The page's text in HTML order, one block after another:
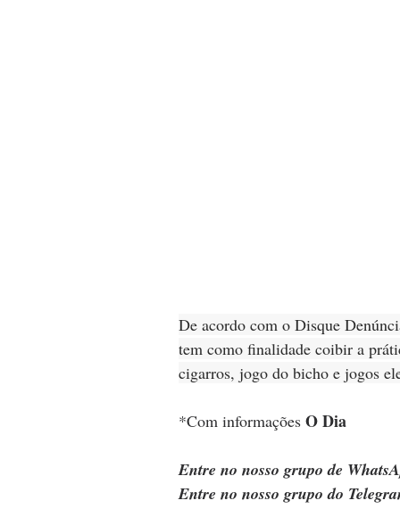
De acordo com o Disque
tem como finalidade coibir a
cigarros, jogo do bicho e jogos
*Com informações O Dia
Entre no nosso grupo de
Entre no nosso grupo do